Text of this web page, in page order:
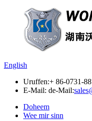
English
Uruffen:+ 86-0731-
E-Mail: de-Mail:
Doheem
Wee mir sinn